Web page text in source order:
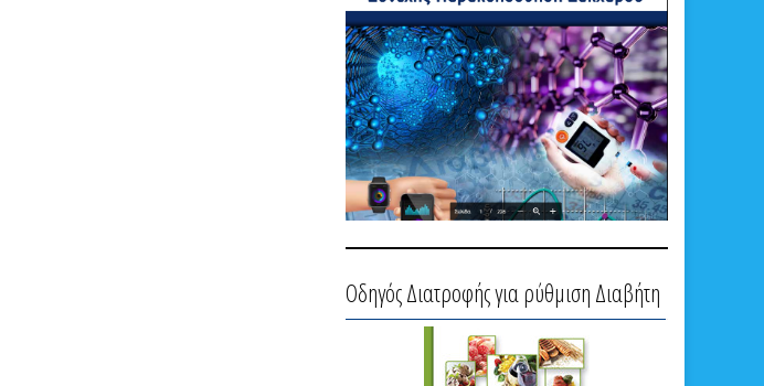
Οδηγός Διατροφής για ρύθμιση Διαβήτη